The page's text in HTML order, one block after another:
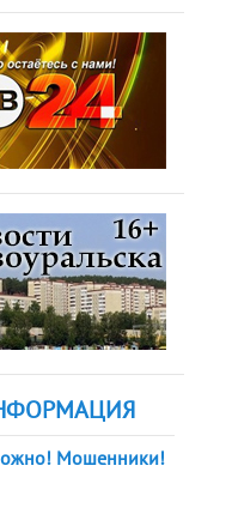
Мошенники!